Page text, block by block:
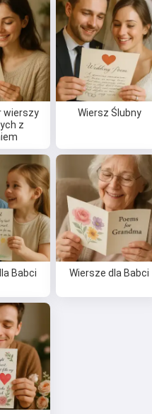
wierszy
z
Wiersz Ślubny
Babci Wiersze dla Babci